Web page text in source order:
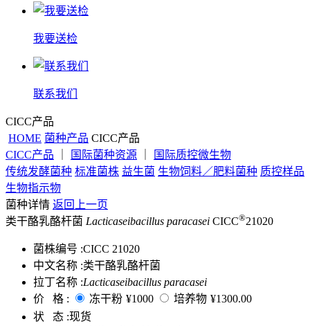
我要送检
联系我们
CICC产品
HOME 菌种产品 CICC产品
CICC产品
国际菌种资源
国际质控微生物
传统发酵菌种 标准菌株 益生菌 生物饲料／肥料菌种 质控样品
生物指示物
菌种详情 返回上一页
类干酪乳酪杆菌 Lacticaseibacillus paracasei CICC®21020
菌株编号 :CICC 21020
中文名称 :类干酪乳酪杆菌
拉丁名称 :Lacticaseibacillus paracasei
价 格 :
冻干粉 ¥1000 培养物 ¥1300.00
状 态 :现货